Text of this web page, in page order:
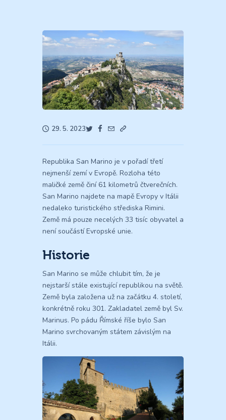
29. 5. 2023
Republika San Marino je v pořadí třetí
nejmenší zemí v Evropě. Rozloha této
maličké země činí 61 kilometrů čtverečních.
San Marino najdete na mapě Evropy v Itálii
nedaleko turistického střediska Rimini.
Země má pouze necelých 33 tisíc obyvatel a
není součástí Evropské unie.
Historie
San Marino se může chlubit tím, že je
nejstarší stále existující republikou na světě.
Země byla založena už na začátku 4. století,
konkrétně roku 301. Zakladatel země byl Sv.
Marinus. Po pádu Římské říše bylo San
Marino svrchovaným státem závislým na
Itálii.